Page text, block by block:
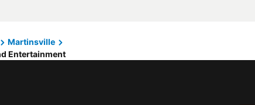
Martinsville
Entertainment